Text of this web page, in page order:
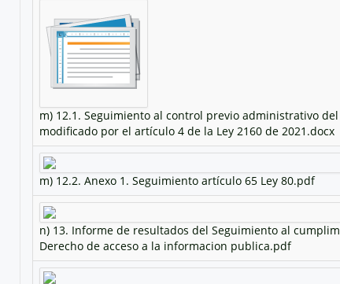
m) 12.1. Seguimiento al control previo administrativo
modificado por el artículo 4 de la Ley 2160 de 2021.docx
m) 12.2. Anexo 1. Seguimiento artículo 65 Ley 80.pdf
n) 13. Informe de resultados del Seguimiento al
Derecho de acceso a la informacion publica.pdf